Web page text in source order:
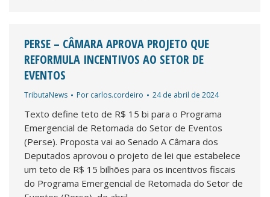
PERSE – CÂMARA APROVA PROJETO QUE
REFORMULA INCENTIVOS AO SETOR DE
EVENTOS
TributaNews Por carlos.cordeiro 24 de abril de 2024
Texto define teto de R$ 15 bi para o Programa
Emergencial de Retomada do Setor de Eventos
(Perse). Proposta vai ao Senado A Câmara dos
Deputados aprovou o projeto de lei que estabelece
um teto de R$ 15 bilhões para os incentivos fiscais
do Programa Emergencial de Retomada do Setor de